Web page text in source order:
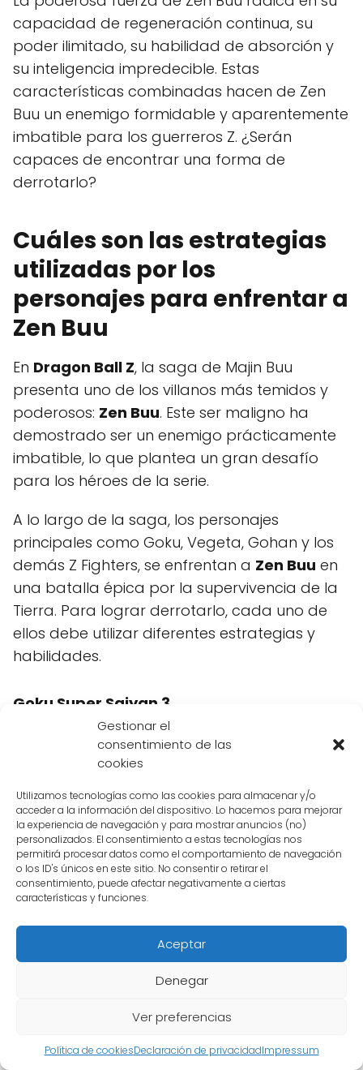
Gestionar el
consentimiento de las
cookies
Utilizamos tecnologías como las cookies para almacenar y/o
acceder a la información del dispositivo. Lo hacemos para mejorar
la experiencia de navegación y para mostrar anuncios (no)
personalizados. El consentimiento a estas tecnologías nos
permitirá procesar datos como el comportamiento de navegación
o los ID's únicos en este sitio. No consentir o retirar el
consentimiento, puede afectar negativamente a ciertas
características y funciones.
Aceptar
Denegar
Ver preferencias
Política de cookiesDeclaración de privacidadImpressum
capacidad de regeneración continua, su
poder ilimitado, su habilidad de absorción y
su inteligencia impredecible. Estas
características combinadas hacen de Zen
Buu un enemigo formidable y aparentemente
imbatible para los guerreros Z. ¿Serán
capaces de encontrar una forma de
derrotarlo?
Cuáles son las estrategias
utilizadas por los
personajes para enfrentar a
Zen Buu
En Dragon Ball Z, la saga de Majin Buu
presenta uno de los villanos más temidos y
poderosos: Zen Buu. Este ser maligno ha
demostrado ser un enemigo prácticamente
imbatible, lo que plantea un gran desafío
para los héroes de la serie.
A lo largo de la saga, los personajes
principales como Goku, Vegeta, Gohan y los
demás Z Fighters, se enfrentan a Zen Buu en
una batalla épica por la supervivencia de la
Tierra. Para lograr derrotarlo, cada uno de
ellos debe utilizar diferentes estrategias y
habilidades.
Goku Super Saiyan 3
Goku, el protagonista principal, utiliza su
Super Saiyan 3para enfrentar a
gran cantidad de poder y velocidad, lo que
le permite plantarle cara al temible enemigo.
Goku utiliza su fuerza y velocidad para lanzar
ataques devastadores y mantener a
Buua raya.
Vegeta y su sacrificio
Vegeta, por su parte, decide enfrentar aZen
de forma diferente. A pesar de no contar
con una transformación tan poderosa como
desesperado por derrotar aZen Buu. Utiliza